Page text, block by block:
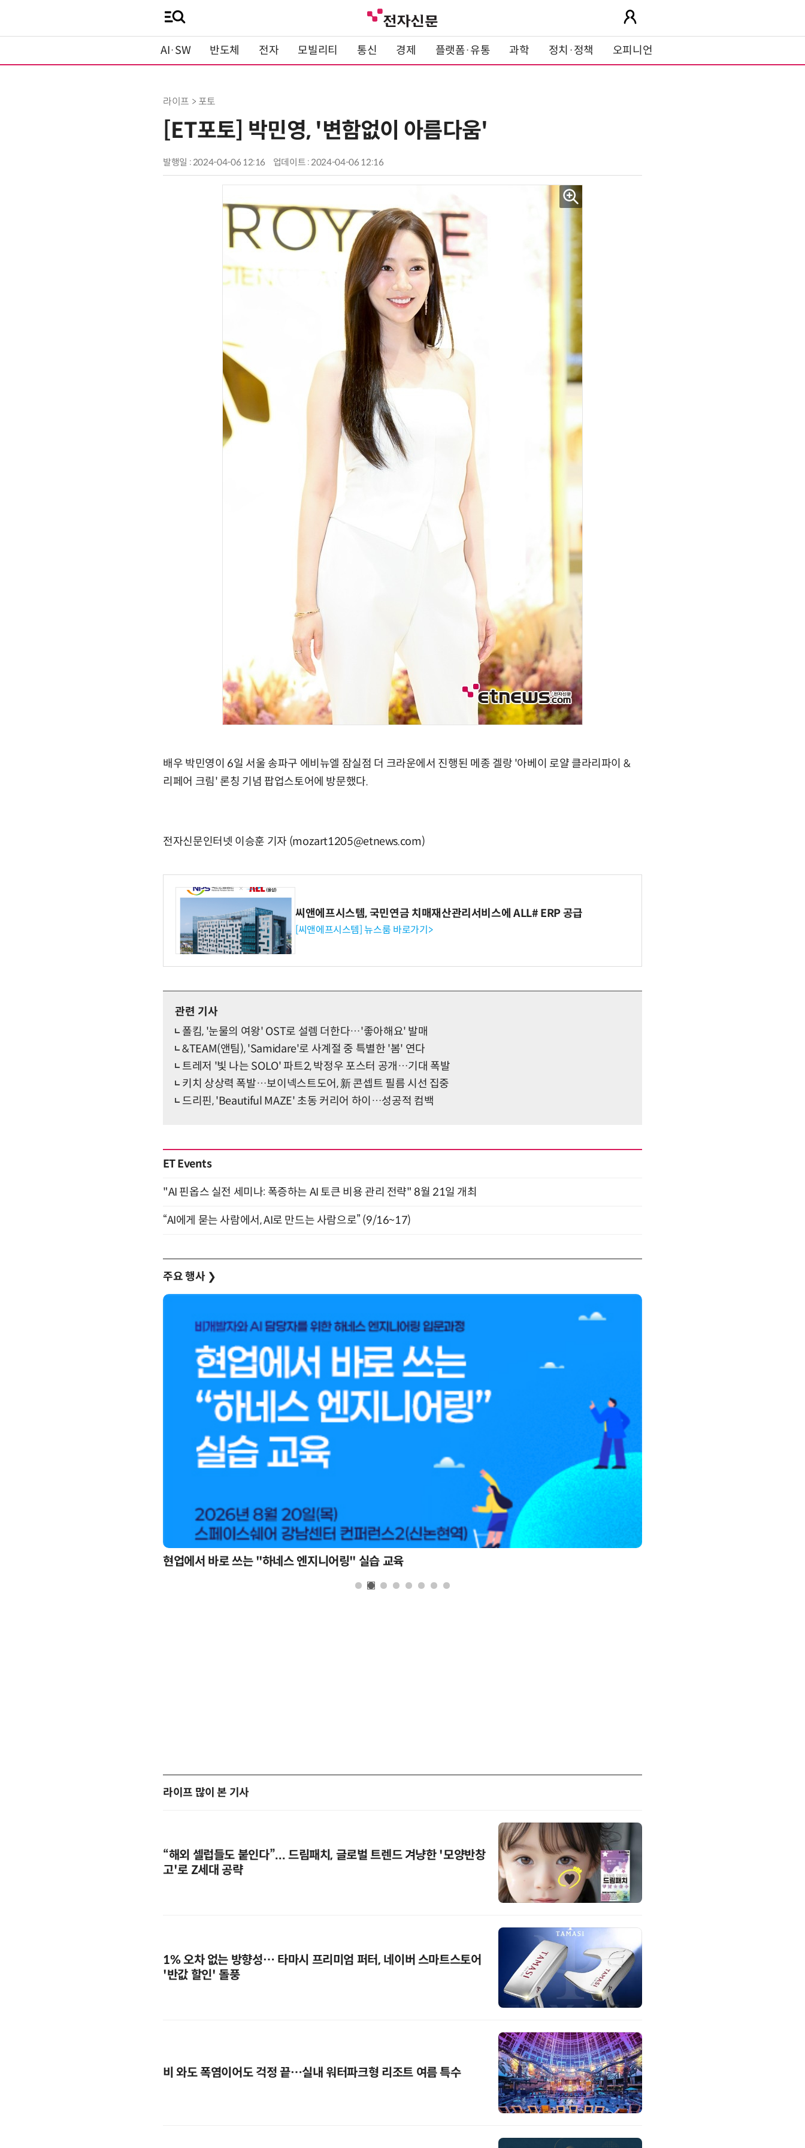
AI·SW 반도체 전자 모빌리티 통신 경제 플랫폼·유통 과학 정치·정책 오피니언
라이프 > 포토
[ET포토] 박민영, '변함없이 아름다움'
발행일 : 2024-04-06 12:16 업데이트 : 2024-04-06 12:16
배우 박민영이 6일 서울 송파구 에비뉴엘 잠실점 더 크라운에서 진행된 메종 겔랑 '아베이 로얄 클라리파이 &
리페어 크림' 론칭 기념 팝업스토어에 방문했다.
전자신문인터넷 이승훈 기자 (mozart1205@etnews.com)
씨앤에프시스템, 국민연금 치매재산관리서비스에 ALL# ERP 공급
[씨앤에프시스템] 뉴스룸 바로가기>
관련 기사
폴킴, '눈물의 여왕' OST로 설렘 더한다…'좋아해요' 발매
&TEAM(앤팀), 'Samidare'로 사계절 중 특별한 '봄' 연다
트레저 '빛 나는 SOLO' 파트2, 박정우 포스터 공개…기대 폭발
키치 상상력 폭발…보이넥스트도어, 新 콘셉트 필름 시선 집중
드리핀, 'Beautiful MAZE' 초동 커리어 하이…성공적 컴백
ET Events
"AI 핀옵스 실전 세미나: 폭증하는 AI 토큰 비용 관리 전략" 8월 21일 개최
“AI에게 묻는 사람에서, AI로 만드는 사람으로” (9/16~17)
주요 행사 ❯
현업에서 바로 쓰는 "하네스 엔지니어링" 실습 교육
라이프 많이 본 기사
“해외 셀럽들도 붙인다”... 드림패치, 글로벌 트렌드 겨냥한 '모양반창
고'로 Z세대 공략
1% 오차 없는 방향성… 타마시 프리미엄 퍼터, 네이버 스마트스토어
'반값 할인' 돌풍
비 와도 폭염이어도 걱정 끝…실내 워터파크형 리조트 여름 특수